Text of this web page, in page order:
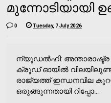
മുന്നോടിയായി
0 Tuesday, 7 July 2026
ന്യൂഡൽഹി: അന്താരാഷ്ട്ര
ക്രൂഡ് ഓയിൽ
രാജ്യത്ത് ഇന്ധനവില
ഒരുങ്ങുന്നതായി റിപ്പോ...